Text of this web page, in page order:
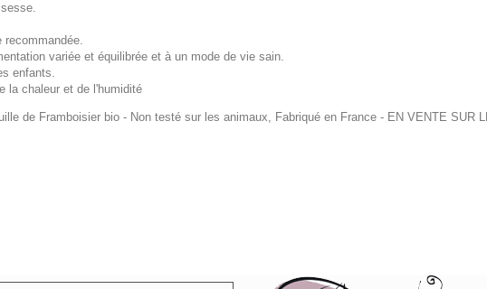
recommandée.
variée et équilibrée et à un mode de vie sain.
enfants.
la chaleur et de l'humidité
de Framboisier bio - Non testé sur les animaux, Fabriqué en France - EN VENTE SUR